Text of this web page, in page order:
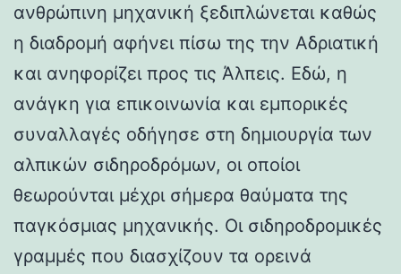
ανθρώπινη μηχανική ξεδιπλώνεται καθώς
η διαδρομή αφήνει πίσω της την Αδριατική
και ανηφορίζει προς τις Άλπεις. Εδώ, η
ανάγκη για επικοινωνία και εμπορικές
συναλλαγές οδήγησε στη δημιουργία των
αλπικών σιδηροδρόμων, οι οποίοι
θεωρούνται μέχρι σήμερα θαύματα της
παγκόσμιας μηχανικής. Οι σιδηροδρομικές
γραμμές που διασχίζουν τα ορεινά